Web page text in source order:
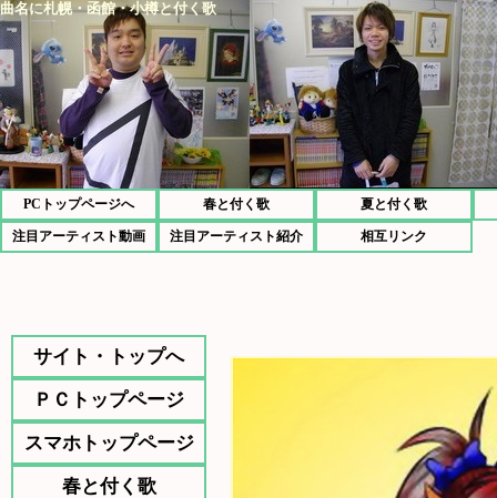
曲名に札幌・函館・小樽と付く歌
PCトップページへ 春と付く歌 夏と付く歌
注目アーティスト動画 注目アーティスト紹介 相互リンク
サイト・トップへ
ＰＣトップページ
スマホトップページ
春と付く歌